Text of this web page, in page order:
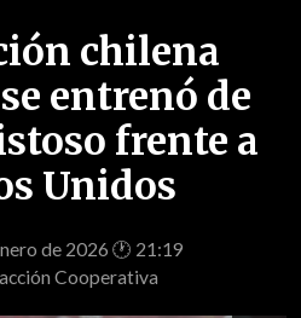
chilena
entrenó de
frente a
Unidos
de 2026 🕐 21:19
Cooperativa